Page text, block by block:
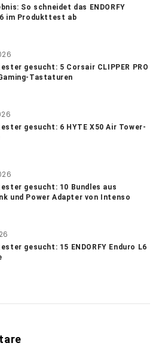
So schneidet das ENDORFY
im Produkttest ab
gesucht: 5 Corsair CLIPPER PRO
Tastaturen
gesucht: 6 HYTE X50 Air Tower-
gesucht: 10 Bundles aus
und Power Adapter von Intenso
gesucht: 15 ENDORFY Enduro L6